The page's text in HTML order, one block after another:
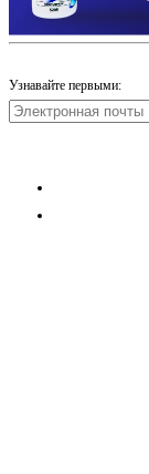
Узнавайте первыми: